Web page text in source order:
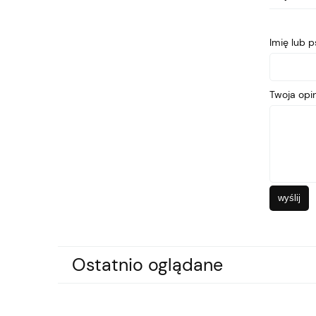
Imię lub
Twoja
wyślij
Ostatnio oglądane